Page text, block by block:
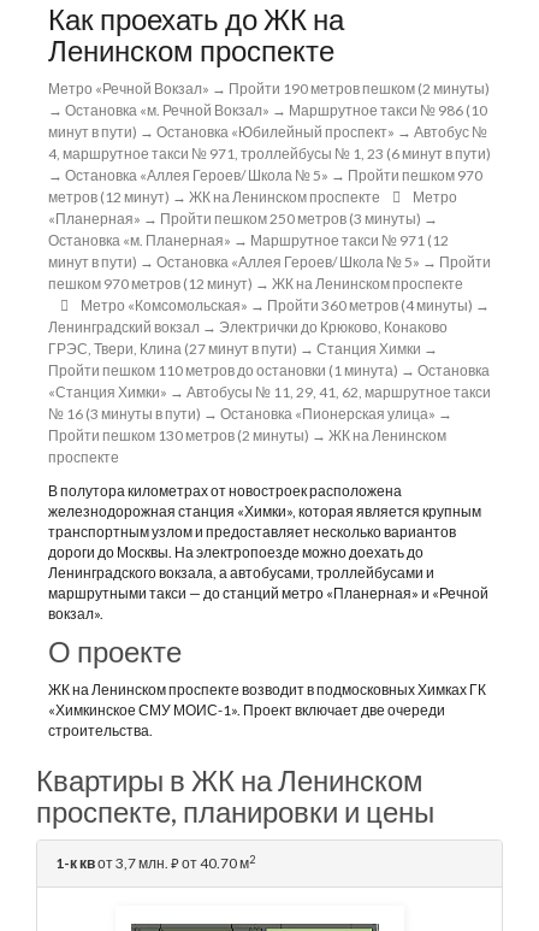
Как проехать до ЖК на
Ленинском проспекте
Метро «Речной Вокзал» → Пройти 190 метров пешком (2 минуты)
→ Остановка «м. Речной Вокзал» → Маршрутное такси № 986 (10
минут в пути) → Остановка «Юбилейный проспект» → Автобус №
4, маршрутное такси № 971, троллейбусы № 1, 23 (6 минут в пути)
→ Остановка «Аллея Героев/ Школа № 5» → Пройти пешком 970
метров (12 минут) → ЖК на Ленинском проспекте
Метро
«Планерная» → Пройти пешком 250 метров (3 минуты) →
Остановка «м. Планерная» → Маршрутное такси № 971 (12
минут в пути) → Остановка «Аллея Героев/ Школа № 5» → Пройти
пешком 970 метров (12 минут) → ЖК на Ленинском проспекте
Метро «Комсомольская» → Пройти 360 метров (4 минуты) →
Ленинградский вокзал → Электрички до Крюково, Конаково
ГРЭС, Твери, Клина (27 минут в пути) → Станция Химки →
Пройти пешком 110 метров до остановки (1 минута) → Остановка
«Станция Химки» → Автобусы № 11, 29, 41, 62, маршрутное такси
№ 16 (3 минуты в пути) → Остановка «Пионерская улица» →
Пройти пешком 130 метров (2 минуты) → ЖК на Ленинском
проспекте
В полутора километрах от новостроек расположена
железнодорожная станция «Химки», которая является крупным
транспортным узлом и предоставляет несколько вариантов
дороги до Москвы. На электропоезде можно доехать до
Ленинградского вокзала, а автобусами, троллейбусами и
маршрутными такси — до станций метро «Планерная» и «Речной
вокзал».
О проекте
ЖК на Ленинском проспекте возводит в подмосковных Химках ГК
«Химкинское СМУ МОИС-1». Проект включает две очереди
строительства.
Квартиры в ЖК на Ленинском
проспекте, планировки и цены
1-к квот 3,7 млн. ⃏от 40.70 м2